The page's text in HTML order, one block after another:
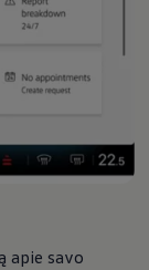
apie savo